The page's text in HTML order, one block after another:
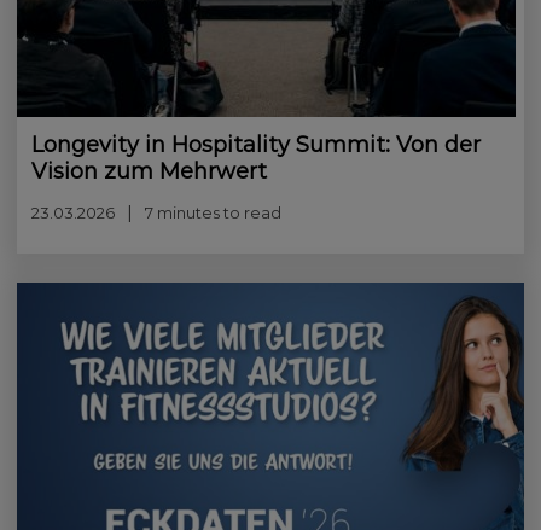
Longevity in Hospitality Summit: Von der
Vision zum Mehrwert
23.03.2026 7 minutes to read